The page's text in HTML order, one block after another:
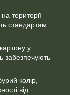
території
стандартам
у
забезпечують
колір,
від